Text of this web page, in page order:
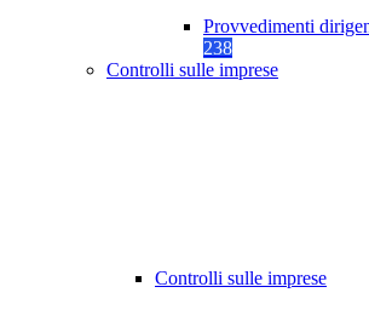
Provvedimenti
238
Controlli sulle imprese
Controlli sulle imprese